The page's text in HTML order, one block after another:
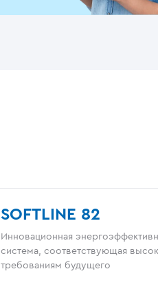
SOFTLINE 82
Инновационная
система, соответствующая
требованиям будущего